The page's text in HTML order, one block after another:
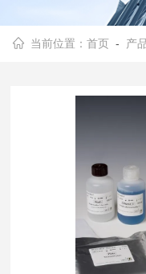
当前位置：首页 - 产